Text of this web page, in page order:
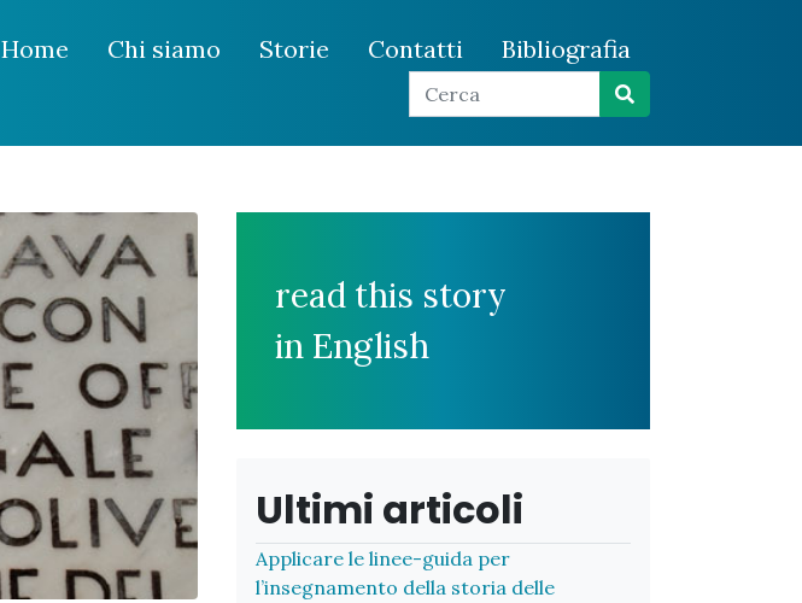
Home Chi siamo Storie Contatti Bibliografia
read this story
in English
Ultimi articoli
Applicare le linee-guida per
l’insegnamento della storia delle